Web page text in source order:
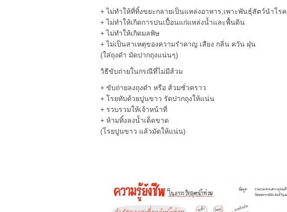
+ ไม่ทำให้ที่ทิ้งขยะกลายเป็นแหล่งอาหาร,เพาะพันธุ์สัตว์นำโรค
+ ไม่ทำให้เกิดการปนเปื้อนแก่แหล่งน้ำและพื้นดิน
+ ไม่ทำให้เกิดมลพิษ
+ ไม่เป็นสาเหตุของความรำคาญ เสียง กลิ่น ควัน ฝุ่น
(ใส่ถุงดำ มัดปากถุงแน่นๆ)
วิธีขับถ่ายในกรณีที่ไม่มีส้วม
+ ขับถ่ายลงถุงดำ หรือ ส้วมชั่วคราว
+ โรยทับด้วยปูนขาว รัดปากถุงให้แน่น
+ รวบรวมให้เจ้าหน้าที่
+ ห้ามทิ้งลงน้ำเด็ดขาด
(โรยปูนขาว แล้วมัดให้แน่น)